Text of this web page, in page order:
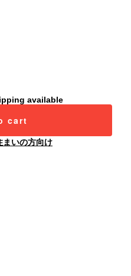
available
cart
まいの方向け